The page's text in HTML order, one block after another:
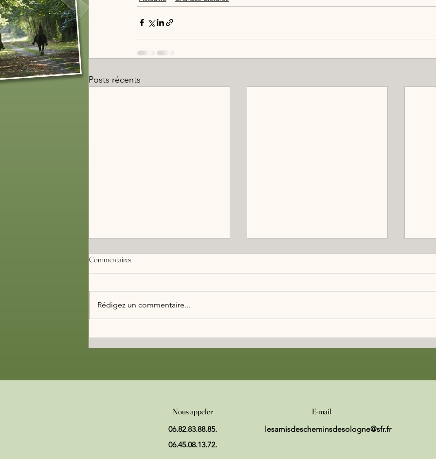
Posts récents
normes
1er Comité de Suivi Citoyen
Commentaires
Rédigez un commentaire...
Nous appeler
06.82.83.88.85.
06.45.08.13.72.
E-mail
lesamisdescheminsdesologne@sfr.fr